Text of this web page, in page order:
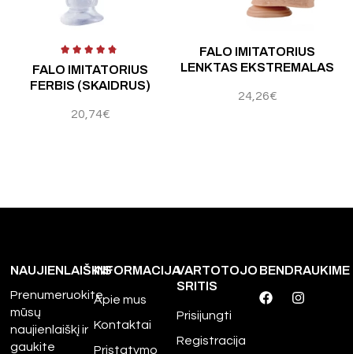
FALO IMITATORIUS
FERBIS (SKAIDRUS)
20,74€
FALO IMITATORIUS
LENKTAS EKSTREMALAS
24,26€
Įvertinimas:4.50
NAUJIENLAIŠKIS
Prenumeruokite
mūsų
naujienlaiškį ir
gaukite
INFORMACIJA
Apie mus
Kontaktai
Pristatymo
VARTOTOJO
SRITIS
Prisijungti
Registracija
BENDRAUKIME